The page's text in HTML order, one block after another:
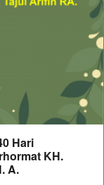
Hari
KH.
A.